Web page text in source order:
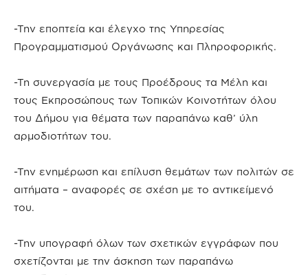
-Την εποπτεία και έλεγχο της Υπηρεσίας
Προγραμματισμού Οργάνωσης και Πληροφορικής.
-Τη συνεργασία με τους Προέδρους τα Μέλη και
τους Εκπροσώπους των Τοπικών Κοινοτήτων όλου
του Δήμου για θέματα των παραπάνω καθ’ ύλη
αρμοδιοτήτων του.
-Την ενημέρωση και επίλυση θεμάτων των πολιτών σε
αιτήματα – αναφορές σε σχέση με το αντικείμενό
του.
-Την υπογραφή όλων των σχετικών εγγράφων που
σχετίζονται με την άσκηση των παραπάνω